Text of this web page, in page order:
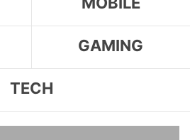
GAMING
TECH